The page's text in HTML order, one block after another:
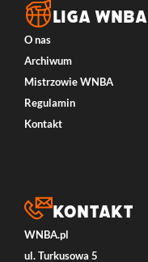
LIGA WNBA
O nas
Archiwum
Mistrzowie WNBA
Regulamin
Kontakt
Kontakt
WNBA.pl
ul. Turkusowa 5